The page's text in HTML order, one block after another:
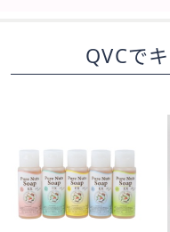
QVCで